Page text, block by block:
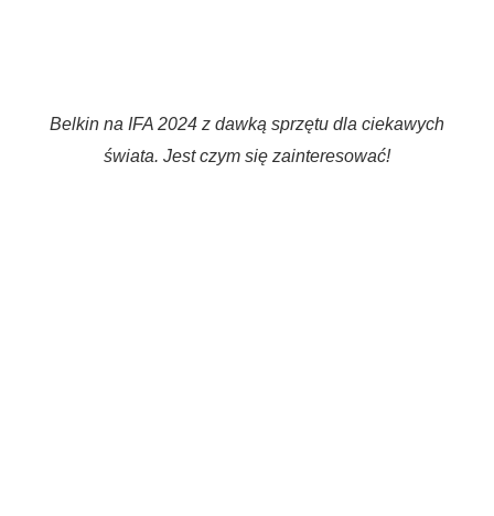
Belkin na IFA 2024 z dawką sprzętu dla ciekawych
świata. Jest czym się zainteresować!